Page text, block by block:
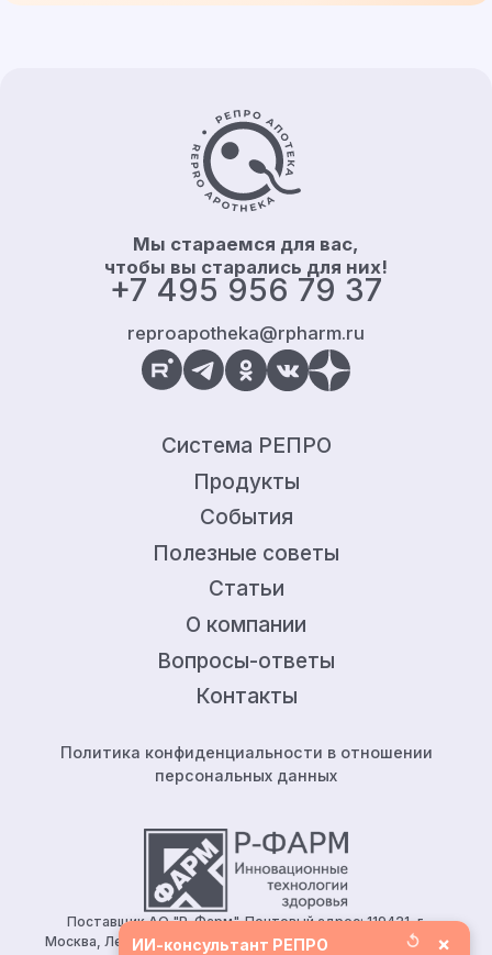
Контакты и информация
+7 495 956 79 37
reproapotheka@rpharm.ru
Мы стараемся для вас,
чтобы вы старались для них!
Система РЕПРО
Продукты
События
Полезные советы
Статьи
О компании
Вопросы-ответы
Контакты
Политика конфиденциальности в отношении
персональных данных
Поставщик АО "Р-Фарм". Почтовый адрес: 119421, г.
Москва, Ленинский проспект, д.111, корп.1, этаж 5, ком.128.
ИИ-консультант РЕПРО ↺ ×